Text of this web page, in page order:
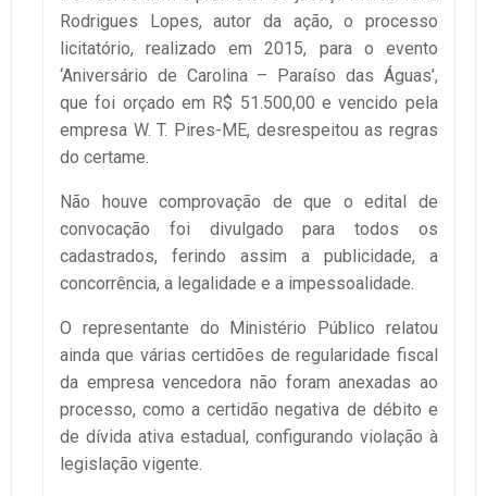
Rodrigues Lopes, autor da ação, o processo
licitatório, realizado em 2015, para o evento
‘Aniversário de Carolina – Paraíso das Águas’,
que foi orçado em R$ 51.500,00 e vencido pela
empresa W. T. Pires-ME, desrespeitou as regras
do certame.
Não houve comprovação de que o edital de
convocação foi divulgado para todos os
cadastrados, ferindo assim a publicidade, a
concorrência, a legalidade e a impessoalidade.
O representante do Ministério Público relatou
ainda que várias certidões de regularidade fiscal
da empresa vencedora não foram anexadas ao
processo, como a certidão negativa de débito e
de dívida ativa estadual, configurando violação à
legislação vigente.